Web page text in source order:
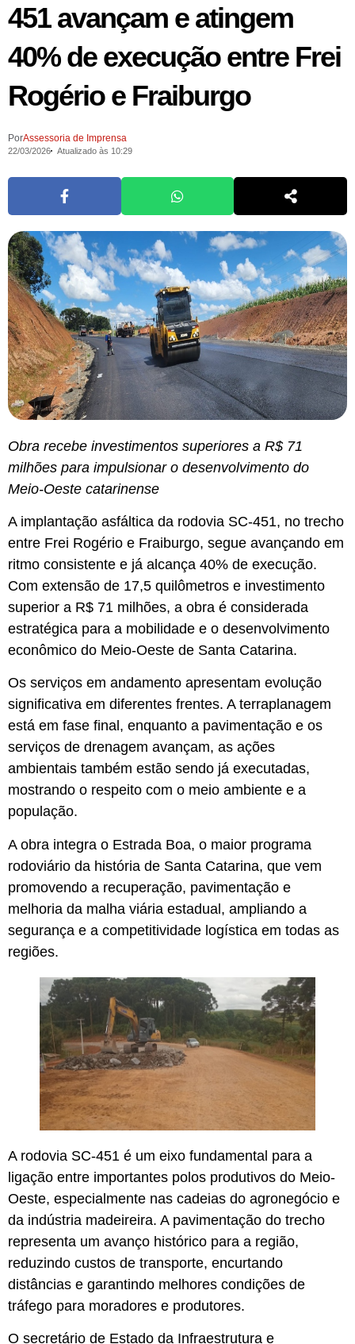
451 avançam e atingem
40% de execução entre Frei
Rogério e Fraiburgo
PorAssessoria de Imprensa
22/03/2026 Atualizado às 10:29
Obra recebe investimentos superiores a R$ 71
milhões para impulsionar o desenvolvimento do
Meio-Oeste catarinense
A implantação asfáltica da rodovia SC-451, no trecho
entre Frei Rogério e Fraiburgo, segue avançando em
ritmo consistente e já alcança 40% de execução.
Com extensão de 17,5 quilômetros e investimento
superior a R$ 71 milhões, a obra é considerada
estratégica para a mobilidade e o desenvolvimento
econômico do Meio-Oeste de Santa Catarina.
Os serviços em andamento apresentam evolução
significativa em diferentes frentes. A terraplanagem
está em fase final, enquanto a pavimentação e os
serviços de drenagem avançam, as ações
ambientais também estão sendo já executadas,
mostrando o respeito com o meio ambiente e a
população.
A obra integra o Estrada Boa, o maior programa
rodoviário da história de Santa Catarina, que vem
promovendo a recuperação, pavimentação e
melhoria da malha viária estadual, ampliando a
segurança e a competitividade logística em todas as
regiões.
A rodovia SC-451 é um eixo fundamental para a
ligação entre importantes polos produtivos do Meio-
Oeste, especialmente nas cadeias do agronegócio e
da indústria madeireira. A pavimentação do trecho
representa um avanço histórico para a região,
reduzindo custos de transporte, encurtando
distâncias e garantindo melhores condições de
tráfego para moradores e produtores.
O secretário de Estado da Infraestrutura e